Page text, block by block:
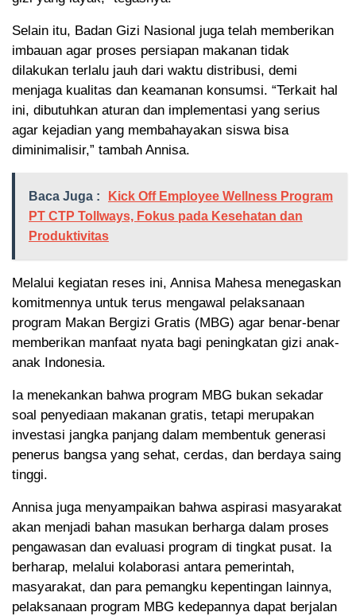
Selain itu, Badan Gizi Nasional juga telah memberikan
imbauan agar proses persiapan makanan tidak
dilakukan terlalu jauh dari waktu distribusi, demi
menjaga kualitas dan keamanan konsumsi. “Terkait hal
ini, dibutuhkan aturan dan implementasi yang serius
agar kejadian yang membahayakan siswa bisa
diminimalisir,” tambah Annisa.
Baca Juga :
Kick Off Employee Wellness Program
PT CTP Tollways, Fokus pada Kesehatan dan
Produktivitas
Melalui kegiatan reses ini, Annisa Mahesa menegaskan
komitmennya untuk terus mengawal pelaksanaan
program Makan Bergizi Gratis (MBG) agar benar-benar
memberikan manfaat nyata bagi peningkatan gizi anak-
anak Indonesia.
Ia menekankan bahwa program MBG bukan sekadar
soal penyediaan makanan gratis, tetapi merupakan
investasi jangka panjang dalam membentuk generasi
penerus bangsa yang sehat, cerdas, dan berdaya saing
tinggi.
Annisa juga menyampaikan bahwa aspirasi masyarakat
akan menjadi bahan masukan berharga dalam proses
pengawasan dan evaluasi program di tingkat pusat. Ia
berharap, melalui kolaborasi antara pemerintah,
masyarakat, dan para pemangku kepentingan lainnya,
pelaksanaan program MBG kedepannya dapat berjalan